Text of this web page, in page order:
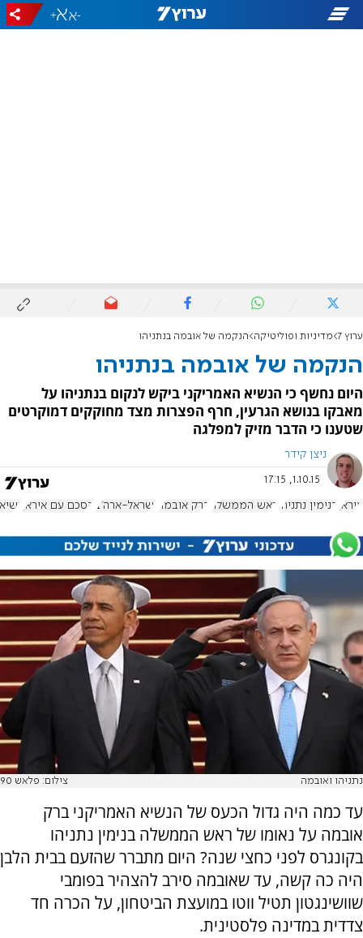
-
+
ערוץ 7 מדיניות ופוליטיקה הנקמה של אובמה בנתניהו
הנקמה של אובמה בנתניהו
היום נחשף כי הנשיא האמריקני ביקש לנקום בנתניהו על
מאבקו בנושא הגרעין, חרף הפצרות מצד מחוקקים דמוקרטים
שטענו כי הדבר מזיק למפלגה
ניצן קידר
1.10.15, 17:15
איראן בנימין נתניהו ראש הממשלה ברק אובמה ישראל-ארה"ב הסכם עם איראן
נתניהו ואובמה צילום: פלאש 90
עד כמה היה גדול הכעס של הנשיא האמריקני ברק
אובמה על נאומו של ראש הממשלה בנימין נתניהו
בקונגרס לפני כחצי שנה? היום מתברר שהזעם בבית הלבן
היה כה קשה, עד שאובמה סירב להצהיר בפומבי
שוושינגטון תטיל ווטו במועצת הביטחון, על הכרה חד
צדדית במדינה פלסטינית.